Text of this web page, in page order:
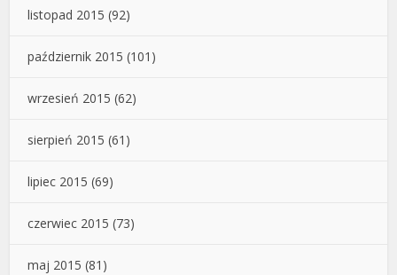
listopad 2015 (92)
październik 2015 (101)
wrzesień 2015 (62)
sierpień 2015 (61)
lipiec 2015 (69)
czerwiec 2015 (73)
maj 2015 (81)